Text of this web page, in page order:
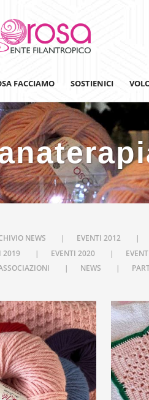
FACCIAMO
Lanaterapia
Ricerca
Sensibilizzazione
Giornata della Lana
Gomitolorosa4ARTS
SOSTIENICI
Adotta un
Team Building
NEWS EVENTI 2012
2019 EVENTI 2020
NEWS